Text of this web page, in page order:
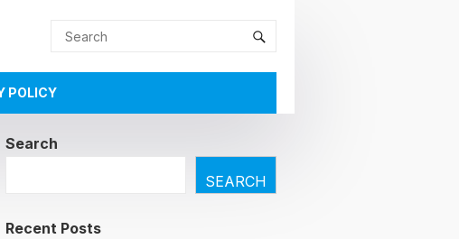
POLICY
Search
SEARCH
Recent Posts